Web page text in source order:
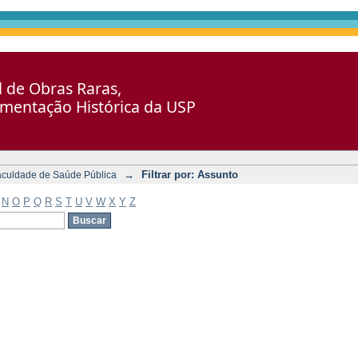
Obras Raras,
Histórica da USP
de Saúde Pública → Filtrar por: Assunto
N O P Q R S T U V W X Y Z